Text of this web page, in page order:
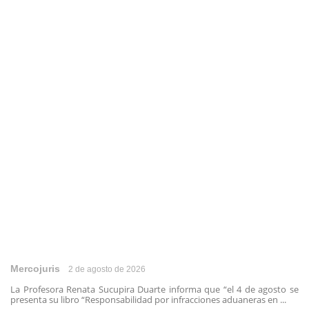
Mercojuris 2 de agosto de 2026
La Profesora Renata Sucupira Duarte informa que “el 4 de agosto se
presenta su libro “Responsabilidad por infracciones aduaneras en ...